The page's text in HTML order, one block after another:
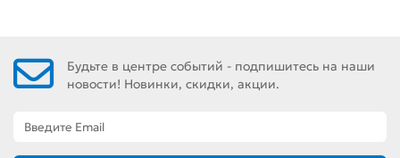
Будьте в центре событий - подпишитесь на наши
новости! Новинки, скидки, акции.